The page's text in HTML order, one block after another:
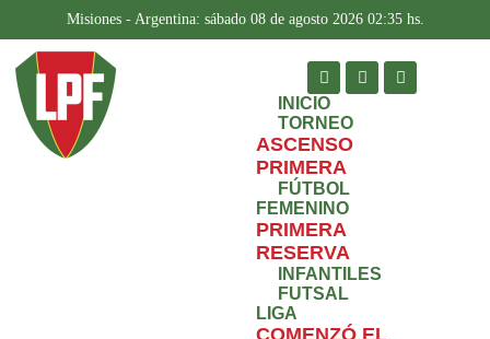
Misiones - Argentina: sábado 08 de agosto 2026 02:35 hs.
INICIO
TORNEO
ASCENSO
PRIMERA
FÚTBOL
FEMENINO
PRIMERA
RESERVA
INFANTILES
FUTSAL
LIGA
COMENZÓ EL